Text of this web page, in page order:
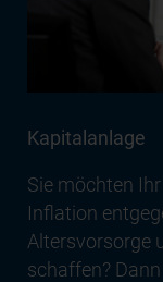
Kapitalanlage
Sie möchten
Inflation
Altersvorsorge
schaffen?